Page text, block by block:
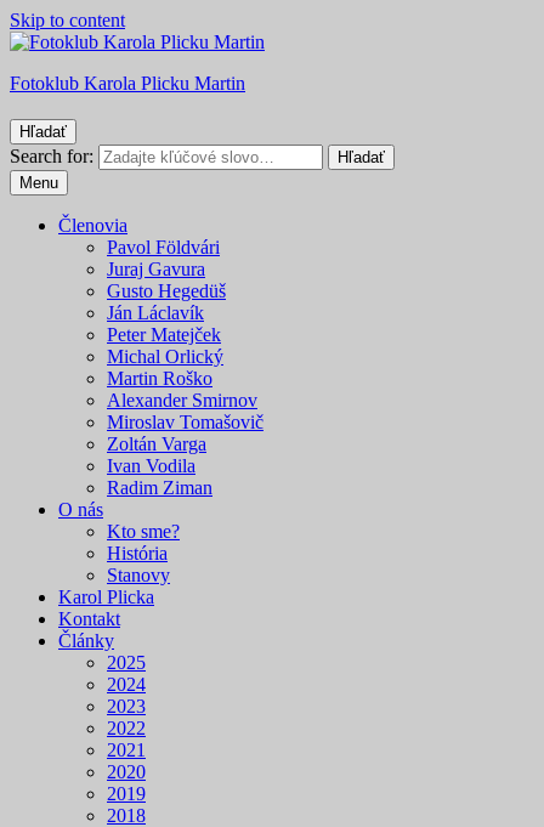
Skip to content
Fotoklub Karola Plicku Martin
Hľadať
Search for:
Hľadať
Menu
Členovia
Pavol Földvári
Juraj Gavura
Gusto Hegedüš
Ján Láclavík
Peter Matejček
Michal Orlický
Martin Roško
Alexander Smirnov
Miroslav Tomašovič
Zoltán Varga
Ivan Vodila
Radim Ziman
O nás
Kto sme?
História
Stanovy
Karol Plicka
Kontakt
Články
2025
2024
2023
2022
2021
2020
2019
2018